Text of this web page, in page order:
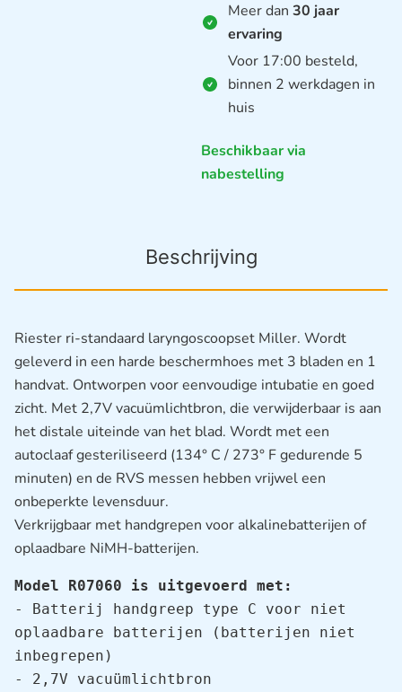
Meer dan 30 jaar
ervaring
Voor 17:00 besteld,
binnen 2 werkdagen in
huis
Beschikbaar via
nabestelling
Beschrijving
Riester ri-standaard laryngoscoopset Miller. Wordt
geleverd in een harde beschermhoes met 3 bladen en 1
handvat. Ontworpen voor eenvoudige intubatie en goed
zicht. Met 2,7V vacuümlichtbron, die verwijderbaar is aan
het distale uiteinde van het blad. Wordt met een
autoclaaf gesteriliseerd (134° C / 273° F gedurende 5
minuten) en de RVS messen hebben vrijwel een
onbeperkte levensduur.
Verkrijgbaar met handgrepen voor alkalinebatterijen of
oplaadbare NiMH-batterijen.
Model R07060 is uitgevoerd met:
- Batterij handgreep type C voor niet
oplaadbare batterijen (batterijen niet
inbegrepen)
- 2,7V vacuümlichtbron